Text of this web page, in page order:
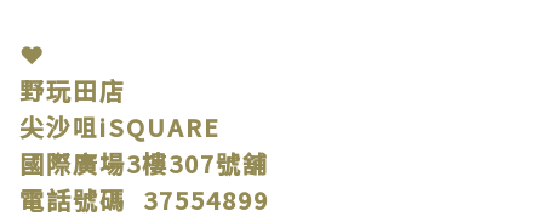
❤
野玩田店
尖沙咀iSQUARE
國際廣場3樓307號舖
電話號碼 37554899